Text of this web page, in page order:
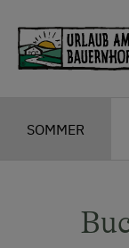
SOMMER